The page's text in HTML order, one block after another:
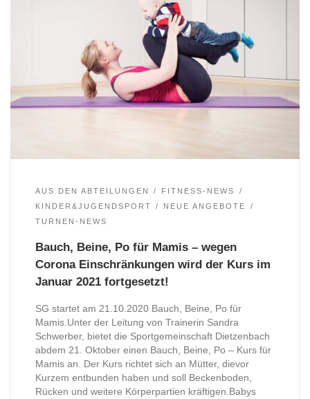
AUS DEN ABTEILUNGEN
FITNESS-NEWS
KINDER&JUGENDSPORT
NEUE ANGEBOTE
TURNEN-NEWS
Bauch, Beine, Po für Mamis – wegen
Corona Einschränkungen wird der Kurs im
Januar 2021 fortgesetzt!
SG startet am 21.10.2020 Bauch, Beine, Po für
Mamis.Unter der Leitung von Trainerin Sandra
Schwerber, bietet die Sportgemeinschaft Dietzenbach
abdem 21. Oktober einen Bauch, Beine, Po – Kurs für
Mamis an. Der Kurs richtet sich an Mütter, dievor
Kurzem entbunden haben und soll Beckenboden,
Rücken und weitere Körperpartien kräftigen.Babys